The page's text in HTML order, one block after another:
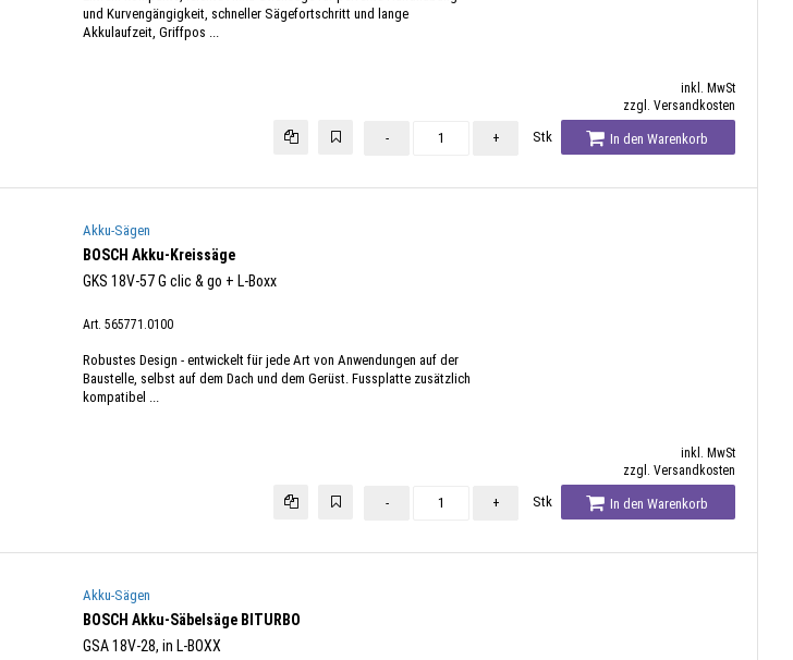
und Kurvengängigkeit, schneller Sägefortschritt und lange
Akkulaufzeit, Griffpos ...
inkl. MwSt
zzgl. Versandkosten
- + Stk In den Warenkorb
Akku-Sägen
BOSCH Akku-Kreissäge
GKS 18V-57 G clic & go + L-Boxx
Art. 565771.0100
Robustes Design - entwickelt für jede Art von Anwendungen auf der
Baustelle, selbst auf dem Dach und dem Gerüst. Fussplatte zusätzlich
kompatibel ...
inkl. MwSt
zzgl. Versandkosten
- + Stk In den Warenkorb
Akku-Sägen
BOSCH Akku-Säbelsäge BITURBO
GSA 18V-28, in L-BOXX